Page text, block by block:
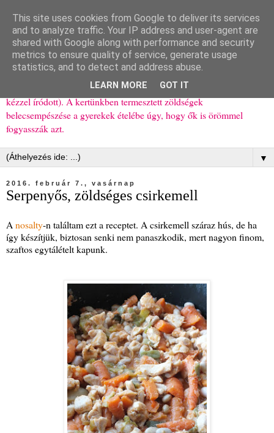
Ízőrző
Kisgyerekes család kipróbált, többnyire egészséges ételeket
bemutató receptjei a mindennapokra (mert a papírfecniket folyton
elhagyom) és gyerekeimnek ajándékba (mint régen, csak ez nem
kézzel íródott). A kertünkben termesztett zöldségek
belecsempészése a gyerekek ételébe úgy, hogy ők is örömmel
fogyasszák azt.
▼
2016. február 7., vasárnap
Serpenyős, zöldséges csirkemell
A nosalty-n találtam ezt a receptet. A csirkemell száraz hús, de ha
így készítjük, biztosan senki nem panaszkodik, mert nagyon finom,
szaftos egytálételt kapunk.
This site uses cookies from Google to deliver its services
and to analyze traffic. Your IP address and user-agent are
shared with Google along with performance and security
metrics to ensure quality of service, generate usage
statistics, and to detect and address abuse.
LEARN MORE GOT IT